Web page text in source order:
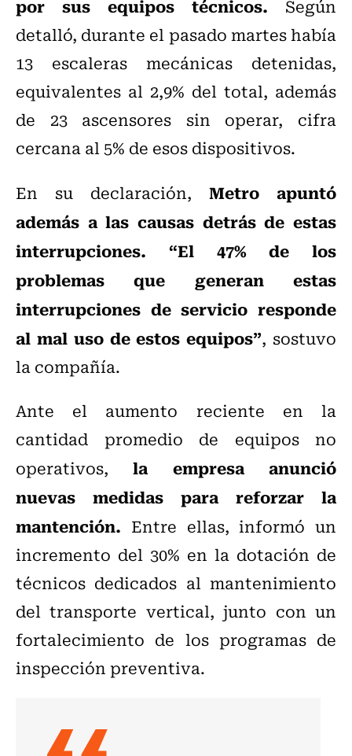
por sus equipos técnicos. Según
detalló, durante el pasado martes había
13 escaleras mecánicas detenidas,
equivalentes al 2,9% del total, además
de 23 ascensores sin operar, cifra
cercana al 5% de esos dispositivos.
En su declaración, Metro apuntó
además a las causas detrás de estas
interrupciones. “El 47% de los
problemas que generan estas
interrupciones de servicio responde
al mal uso de estos equipos”, sostuvo
la compañía.
Ante el aumento reciente en la
cantidad promedio de equipos no
operativos,la empresa anunció
nuevas medidas para reforzar la
mantención. Entre ellas, informó un
incremento del 30% en la dotación de
técnicos dedicados al mantenimiento
del transporte vertical, junto con un
fortalecimiento de los programas de
inspección preventiva.